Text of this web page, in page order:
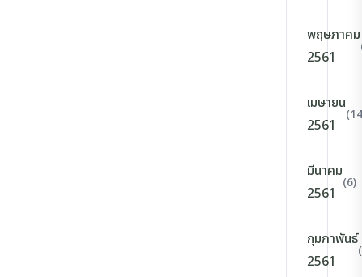
พฤษภาคม
2561
เมษายน
2561
มีนาคม
2561
(6)
กุมภาพันธ์
2561